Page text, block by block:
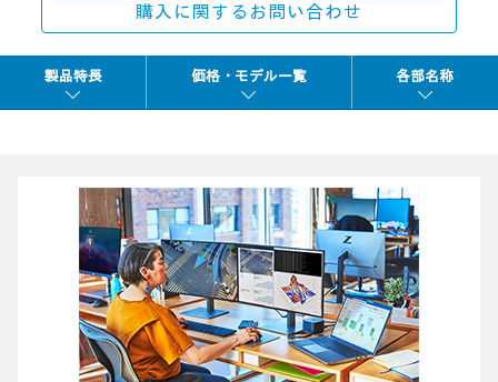
購入に関するお問い合わせ
製品特長 価格・モデル一覧 各部名称